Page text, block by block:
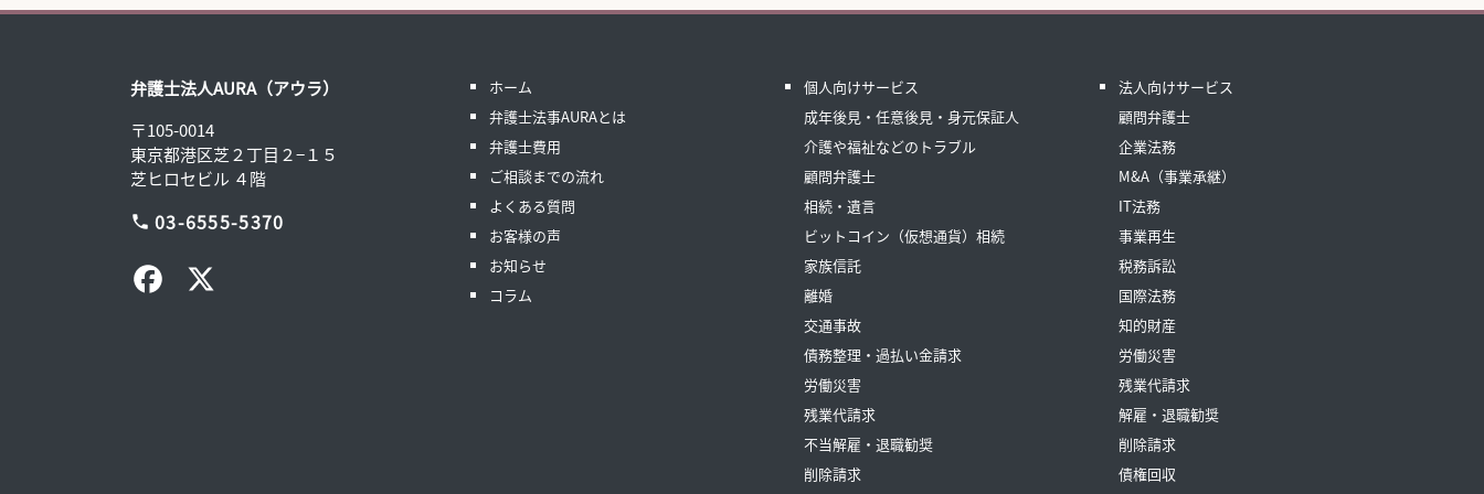
ホーム
弁護士法事AURAとは
弁護士費用
ご相談までの流れ
よくある質問
お客様の声
お知らせ
コラム
個人向けサービス
成年後見・任意後見・身元保証人
介護や福祉などのトラブル
顧問弁護士
相続・遺言
ビットコイン（仮想通貨）相続
家族信託
離婚
交通事故
債務整理・過払い金請求
労働災害
残業代請求
不当解雇・退職勧奨
削除請求
法人向けサービス
顧問弁護士
企業法務
M&A（事業承継）
IT法務
事業再生
税務訴訟
国際法務
知的財産
労働災害
残業代請求
解雇・退職勧奨
削除請求
債権回収
弁護士法人AURA（アウラ）
〒105-0014
東京都港区芝２丁目２−１５
芝ヒロセビル ４階
phone 03-6555-5370